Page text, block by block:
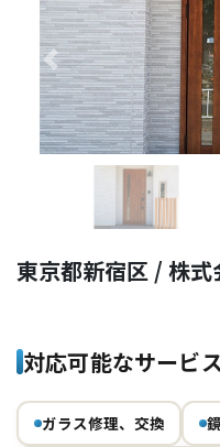
Previous
東京都新宿区 / 株
対応可能なサービ
ガラス修理、交換